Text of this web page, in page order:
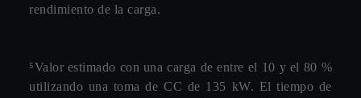
rendimiento de la carga.
⁵Valor estimado con una carga de entre el 10 y el 80 %
utilizando una toma de CC de 135 kW. El tiempo de